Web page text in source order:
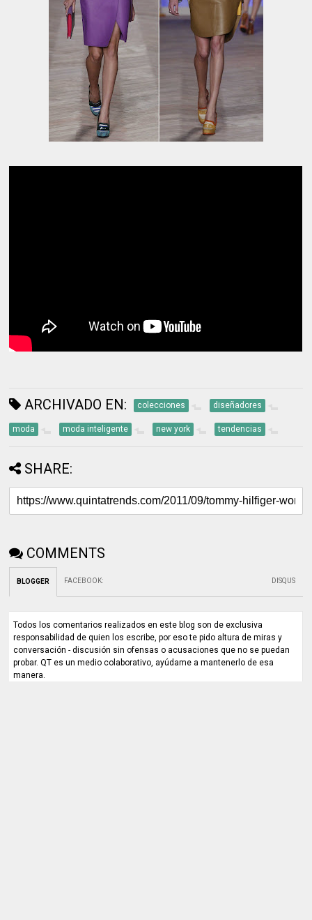
ARCHIVADO EN: colecciones diseñadores
moda moda inteligente new york tendencias
SHARE:
COMMENTS
BLOGGER FACEBOOK: DISQUS
Todos los comentarios realizados en este blog son de exclusiva
responsabilidad de quien los escribe, por eso te pido altura de miras y
conversación - discusión sin ofensas o acusaciones que no se puedan
probar. QT es un medio colaborativo, ayúdame a mantenerlo de esa
manera.